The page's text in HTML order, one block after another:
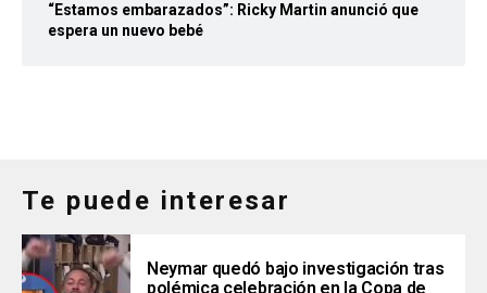
“Estamos embarazados”: Ricky Martin anunció que
espera un nuevo bebé
Te puede interesar
Neymar quedó bajo investigación tras
polémica celebración en la Copa de